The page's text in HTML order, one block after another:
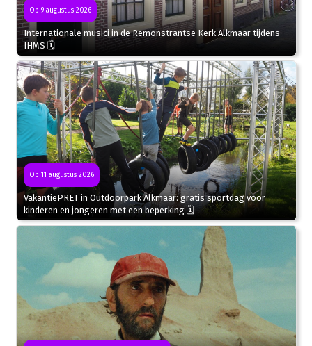
Op 9 augustus 2026
Internationale musici in de Remonstrantse Kerk Alkmaar tijdens
IHMS 🗓
Op 11 augustus 2026
VakantiePRET in Outdoorpark Alkmaar: gratis sportdag voor
kinderen en jongeren met een beperking 🗓